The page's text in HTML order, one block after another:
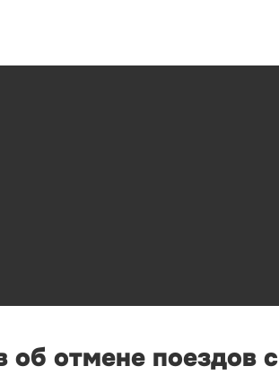
отмене поездов с